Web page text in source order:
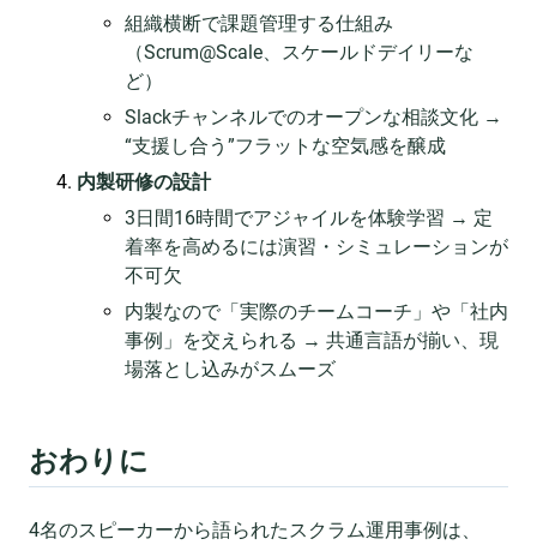
組織横断で課題管理する仕組み
（Scrum@Scale、スケールドデイリーな
ど）
Slackチャンネルでのオープンな相談文化 →
“支援し合う”フラットな空気感を醸成
内製研修の設計
3日間16時間でアジャイルを体験学習 → 定
着率を高めるには演習・シミュレーションが
不可欠
内製なので「実際のチームコーチ」や「社内
事例」を交えられる → 共通言語が揃い、現
場落とし込みがスムーズ
おわりに
4名のスピーカーから語られたスクラム運用事例は、